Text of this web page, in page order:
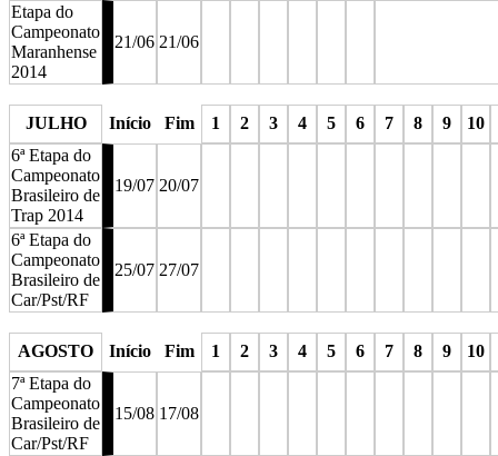
Etapa do
Campeonato
Maranhense
2014
21/06 21/06
JULHO
Início Fim 1 2 3 4 5 6 7 8 9 10
6ª Etapa do
Campeonato
Brasileiro de
Trap 2014
19/07 20/07
6ª Etapa do
Campeonato
Brasileiro de
Car/Pst/RF
25/07 27/07
AGOSTO
Início Fim 1 2 3 4 5 6 7 8 9 10
7ª Etapa do
Campeonato
Brasileiro de
Car/Pst/RF
15/08 17/08